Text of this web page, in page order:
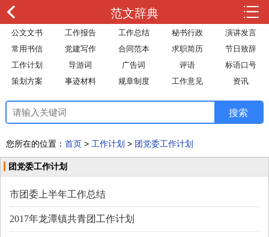
范文辞典
公文文书 工作报告 工作总结 秘书行政
演讲发言
常用书信
党建写作 合同范本 求职简历
节日致辞
工作计划
导游词 广告词 评语
标语口号
策划方案
事迹材料 规章制度 工作意见 资讯
您所在的位置： 首页 > 工作计划 > 团党委工作计划
团党委工作计划
市团委上半年工作总结
2017年龙潭镇共青团工作计划